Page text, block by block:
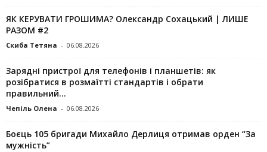
ЯК КЕРУВАТИ ГРОШИМА? Олександр Сохацький | ЛИШЕ
РАЗОМ #2
Скиба Тетяна - 06.08.2026
Зарядні пристрої для телефонів і планшетів: як
розібратися в розмаїтті стандартів і обрати
правильний...
Чепіль Олена - 06.08.2026
Боєць 105 бригади Михайло Дерлиця отримав орден “За
мужність”